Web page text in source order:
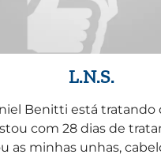
L.N.S.
Benitti está tratando
com 28 dias de
as minhas unhas,